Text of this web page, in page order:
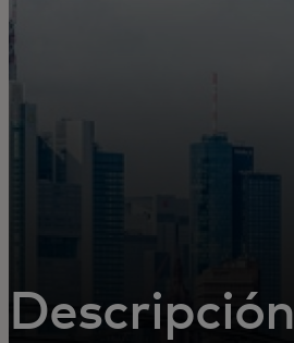
Descripción